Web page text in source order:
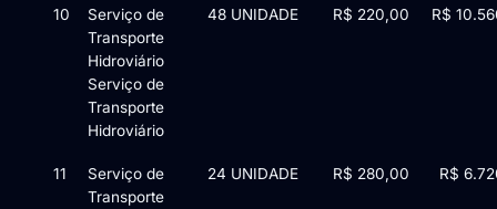
10
Serviço de
Transporte
Hidroviário
Serviço de
Transporte
Hidroviário
48 UNIDADE R$ 220,00 R$
11
Serviço de
Transporte
24 UNIDADE R$ 280,00 R$